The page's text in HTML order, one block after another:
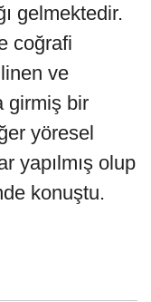
gelmektedir.
coğrafi
ve
girmiş bir
yöresel
yapılmış olup
konuştu.